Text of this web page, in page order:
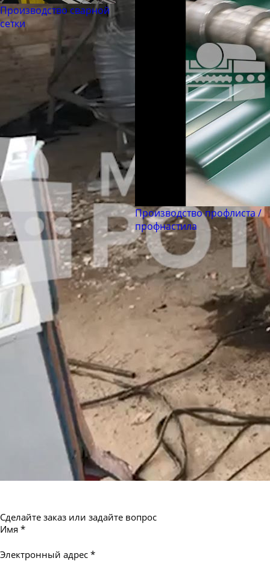
Труба бесшовная 203
Труба бесшовная 219
Труба бесшовная 245
Труба бесшовная 273
Труба бесшовная 299
Труба бесшовная 325
Труба бесшовная 330
Труба бесшовная 351
Труба бесшовная 377
Труба бесшовная 402
Труба бесшовная 426
Труба бесшовная 450
Труба бесшовная 480
Труба бесшовная 530
Труба бесшовная 550
Производство сварной
сетки
Производство профлиста /
профнастила
Сделайте заказ или задайте вопрос
Имя *
Электронный адрес *